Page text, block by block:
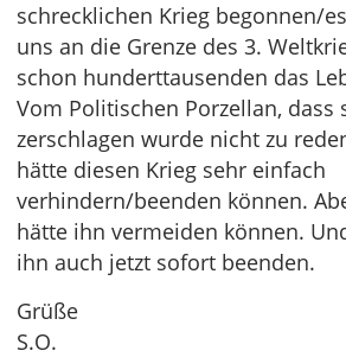
schrecklichen Krieg begonnen/
uns an die Grenze des 3.
schon hunderttausenden das
Vom Politischen Porzellan, dass
zerschlagen wurde nicht zu
hätte diesen Krieg sehr einfach
verhindern/beenden können.
hätte ihn vermeiden können.
ihn auch jetzt sofort beenden.
Grüße
S.O.